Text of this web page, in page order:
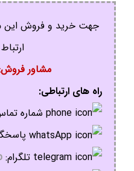
جهت خرید و فروش این
مشاور
راه های ارتباطی:
شماره
تلگرام: